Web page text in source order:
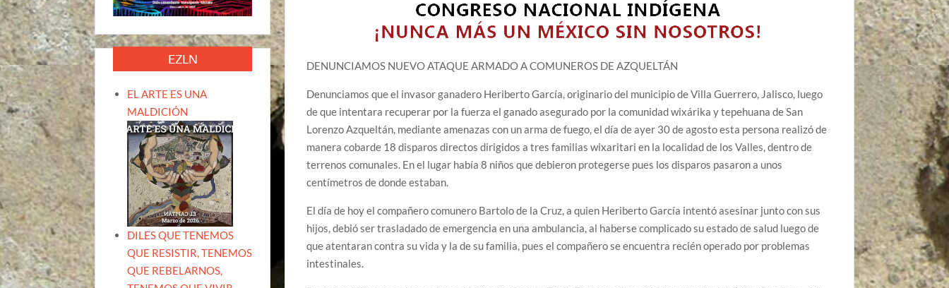
DENUNCIAMOS NUEVO ATAQUE ARMADO A COMUNEROS DE AZQUELTÁN
Denunciamos que el invasor ganadero Heriberto García, originario del municipio de Villa Guerrero, Jalisco, luego
de que intentara recuperar por la fuerza el ganado asegurado por la comunidad wixárika y tepehuana de San
Lorenzo Azqueltán, mediante amenazas con un arma de fuego, el día de ayer 30 de agosto esta persona realizó de
manera cobarde 18 disparos directos dirigidos a tres familias wixaritari en la localidad de los Valles, dentro de
terrenos comunales. En el lugar había 8 niños que debieron protegerse pues los disparos pasaron a unos
centímetros de donde estaban.
El día de hoy el compañero comunero Bartolo de la Cruz, a quien Heriberto García intentó asesinar junto con sus
hijos, debió ser trasladado de emergencia en una ambulancia, al haberse complicado su estado de salud luego de
que atentaran contra su vida y la de su familia, pues el compañero se encuentra recién operado por problemas
intestinales.
EZLN
EL ARTE ES UNA
MALDICIÓN
DILES QUE TENEMOS
QUE RESISTIR, TENEMOS
QUE REBELARNOS,